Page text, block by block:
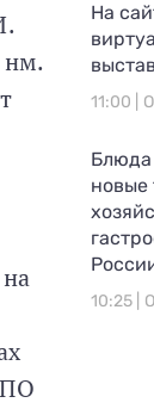
нм.
На
11:00 |
Блюда
новые
10:25 |